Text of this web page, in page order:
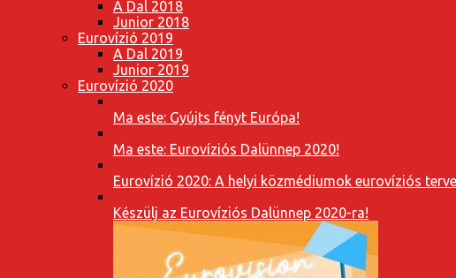
A Dal 2018
Junior 2018
Eurovízió 2019
A Dal 2019
Junior 2019
Eurovízió 2020
Ma este: Gyújts fényt Európa!
Ma este: Eurovíziós Dalünnep 2020!
Eurovízió 2020: A helyi közmédiumok eurovíziós
Készülj az Eurovíziós Dalünnep 2020-ra!